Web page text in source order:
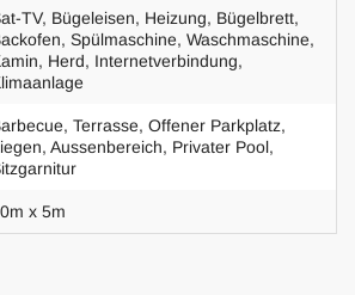
mit angemietet werden kann. Es
Doppelschlafzimmer mit zwei
zusammen gestellt werden können
mit Maxi-TV und Kamin sowie
und Heizung ausgestattet.
TV, Bügeleisen, Heizung, Bügelbrett,
Spülmaschine, Waschmaschine,
Herd, Internetverbindung,
Terrasse, Offener Parkplatz,
Aussenbereich, Privater Pool,
x 5m